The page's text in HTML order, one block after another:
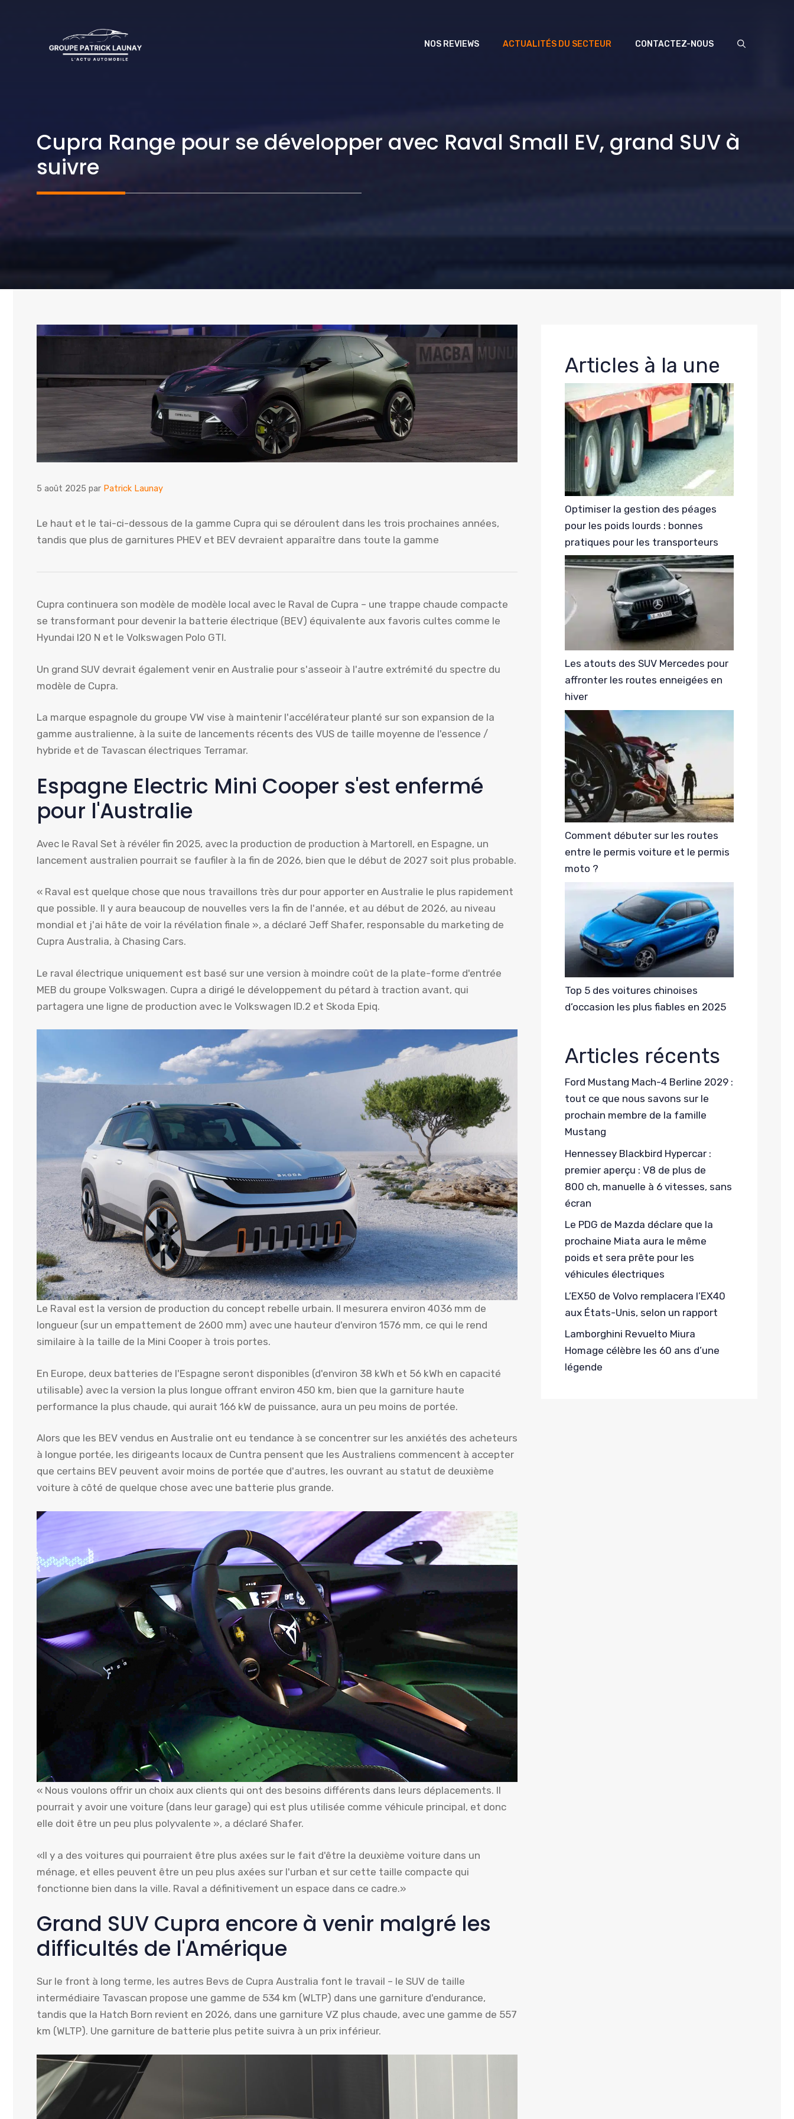
NOS REVIEWS ACTUALITÉS DU SECTEUR CONTACTEZ-NOUS
Cupra Range pour se développer avec Raval Small EV, grand SUV à
suivre
5 août 2025 par Patrick Launay
Le haut et le tai-ci-dessous de la gamme Cupra qui se déroulent dans les trois prochaines années,
tandis que plus de garnitures PHEV et BEV devraient apparaître dans toute la gamme
Cupra continuera son modèle de modèle local avec le Raval de Cupra – une trappe chaude compacte
se transformant pour devenir la batterie électrique (BEV) équivalente aux favoris cultes comme le
Hyundai I20 N et le Volkswagen Polo GTI.
Un grand SUV devrait également venir en Australie pour s'asseoir à l'autre extrémité du spectre du
modèle de Cupra.
La marque espagnole du groupe VW vise à maintenir l'accélérateur planté sur son expansion de la
gamme australienne, à la suite de lancements récents des VUS de taille moyenne de l'essence /
hybride et de Tavascan électriques Terramar.
Espagne Electric Mini Cooper s'est enfermé
pour l'Australie
Avec le Raval Set à révéler fin 2025, avec la production de production à Martorell, en Espagne, un
lancement australien pourrait se faufiler à la fin de 2026, bien que le début de 2027 soit plus probable.
« Raval est quelque chose que nous travaillons très dur pour apporter en Australie le plus rapidement
que possible. Il y aura beaucoup de nouvelles vers la fin de l'année, et au début de 2026, au niveau
mondial et j'ai hâte de voir la révélation finale », a déclaré Jeff Shafer, responsable du marketing de
Cupra Australia, à Chasing Cars.
Le raval électrique uniquement est basé sur une version à moindre coût de la plate-forme d'entrée
MEB du groupe Volkswagen. Cupra a dirigé le développement du pétard à traction avant, qui
partagera une ligne de production avec le Volkswagen ID.2 et Skoda Epiq.
Le Raval est la version de production du concept rebelle urbain. Il mesurera environ 4036 mm de
longueur (sur un empattement de 2600 mm) avec une hauteur d'environ 1576 mm, ce qui le rend
similaire à la taille de la Mini Cooper à trois portes.
En Europe, deux batteries de l'Espagne seront disponibles (d'environ 38 kWh et 56 kWh en capacité
utilisable) avec la version la plus longue offrant environ 450 km, bien que la garniture haute
performance la plus chaude, qui aurait 166 kW de puissance, aura un peu moins de portée.
Alors que les BEV vendus en Australie ont eu tendance à se concentrer sur les anxiétés des acheteurs
à longue portée, les dirigeants locaux de Cuntra pensent que les Australiens commencent à accepter
que certains BEV peuvent avoir moins de portée que d'autres, les ouvrant au statut de deuxième
voiture à côté de quelque chose avec une batterie plus grande.
« Nous voulons offrir un choix aux clients qui ont des besoins différents dans leurs déplacements. Il
pourrait y avoir une voiture (dans leur garage) qui est plus utilisée comme véhicule principal, et donc
elle doit être un peu plus polyvalente », a déclaré Shafer.
«Il y a des voitures qui pourraient être plus axées sur le fait d'être la deuxième voiture dans un
ménage, et elles peuvent être un peu plus axées sur l'urban et sur cette taille compacte qui
fonctionne bien dans la ville. Raval a définitivement un espace dans ce cadre.»
Grand SUV Cupra encore à venir malgré les
difficultés de l'Amérique
Sur le front à long terme, les autres Bevs de Cupra Australia font le travail – le SUV de taille
intermédiaire Tavascan propose une gamme de 534 km (WLTP) dans une garniture d'endurance,
tandis que la Hatch Born revient en 2026, dans une garniture VZ plus chaude, avec une gamme de 557
km (WLTP). Une garniture de batterie plus petite suivra à un prix inférieur.
Articles à la une
Optimiser la gestion des péages
pour les poids lourds : bonnes
pratiques pour les transporteurs
Les atouts des SUV Mercedes pour
affronter les routes enneigées en
hiver
Comment débuter sur les routes
entre le permis voiture et le permis
moto ?
Top 5 des voitures chinoises
d’occasion les plus fiables en 2025
Articles récents
Ford Mustang Mach-4 Berline 2029 :
tout ce que nous savons sur le
prochain membre de la famille
Mustang
Hennessey Blackbird Hypercar :
premier aperçu : V8 de plus de
800 ch, manuelle à 6 vitesses, sans
écran
Le PDG de Mazda déclare que la
prochaine Miata aura le même
poids et sera prête pour les
véhicules électriques
L’EX50 de Volvo remplacera l’EX40
aux États-Unis, selon un rapport
Lamborghini Revuelto Miura
Homage célèbre les 60 ans d’une
légende